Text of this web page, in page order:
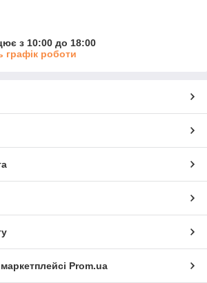
з 10:00 до 18:00
графік роботи
Prom.ua